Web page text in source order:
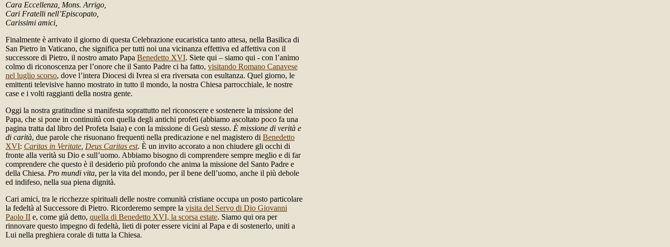
Cara Eccellenza, Mons. Arrigo,
Cari Fratelli nell’Episcopato,
Carissimi amici,
Finalmente è arrivato il giorno di questa Celebrazione eucaristica tanto attesa, nella Basilica di
San Pietro in Vaticano, che significa per tutti noi una vicinanza effettiva ed affettiva con il
successore di Pietro, il nostro amato Papa Benedetto XVI. Siete qui – siamo qui - con l’animo
colmo di riconoscenza per l’onore che il Santo Padre ci ha fatto, visitando Romano Canavese
nel luglio scorso, dove l’intera Diocesi di Ivrea si era riversata con esultanza. Quel giorno, le
emittenti televisive hanno mostrato in tutto il mondo, la nostra Chiesa parrocchiale, le nostre
case e i volti raggianti della nostra gente.
Oggi la nostra gratitudine si manifesta soprattutto nel riconoscere e sostenere la missione del
Papa, che si pone in continuità con quella degli antichi profeti (abbiamo ascoltato poco fa una
pagina tratta dal libro del Profeta Isaia) e con la missione di Gesù stesso. È missione di verità e
di carità, due parole che risuonano frequenti nella predicazione e nel magistero di Benedetto
XVI: Caritas in Veritate Deus Caritas est. È un invito accorato a non chiudere gli occhi di
fronte alla verità su Dio e sull’uomo. Abbiamo bisogno di comprendere sempre meglio e di far
comprendere che questo è il desiderio più profondo che anima la missione del Santo Padre e
della Chiesa. Pro mundi vita, per la vita del mondo, per il bene dell’uomo, anche il più debole
ed indifeso, nella sua piena dignità.
Cari amici, tra le ricchezze spirituali delle nostre comunità cristiane occupa un posto particolare
la fedeltà al Successore di Pietro. Ricorderemo sempre la visita del Servo di Dio Giovanni
Paolo II e, come già detto, quella di Benedetto XVI, la scorsa estate. Siamo qui ora per
rinnovare questo impegno di fedeltà, lieti di poter essere vicini al Papa e di sostenerlo, uniti a
Lui nella preghiera corale di tutta la Chiesa.